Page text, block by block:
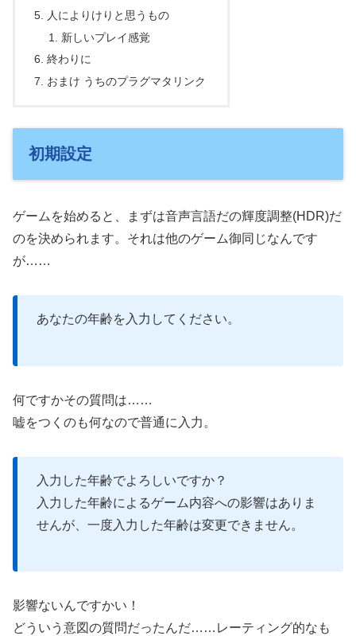
人によりけりと思うもの
新しいプレイ感覚
終わりに
おまけ うちのプラグマタリンク
初期設定
ゲームを始めると、まずは音声言語だの輝度調整(HDR)だ
のを決められます。それは他のゲーム御同じなんです
が……
あなたの年齢を入力してください。
何ですかその質問は……
嘘をつくのも何なので普通に入力。
入力した年齢でよろしいですか？
入力した年齢によるゲーム内容への影響はありま
せんが、一度入力した年齢は変更できません。
影響ないんですかい！
どういう意図の質問だったんだ……レーティング的なも